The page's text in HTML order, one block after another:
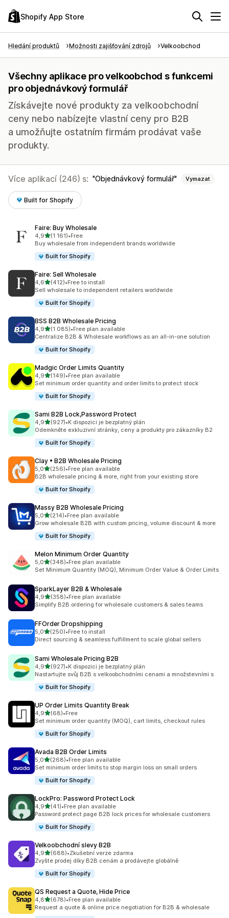
Shopify App Store
Hledání produktů Možnosti zajišťování zdrojů Velkoobchod
Všechny aplikace pro velkoobchod s funkcemi
pro objednávkový formulář
Získávejte nové produkty za velkoobchodní
ceny nebo nabízejte vlastní ceny pro B2B
a umožňujte ostatním firmám prodávat vaše
produkty.
Více aplikací (246) s: Objednávkový formulář Vymazat
Built for Shopify
Faire: Buy Wholesale
4,9z 5 hvězd
(1 161)
Celkový počet recenzí: 1161
•Free
Buy wholesale from independent brands worldwide
Built for Shopify
Faire: Sell Wholesale
4,6z 5 hvězd
(412)
Celkový počet recenzí: 412
•Free to install
Sell wholesale to independent retailers worldwide
Built for Shopify
BSS B2B Wholesale Pricing
4,9z 5 hvězd
(1 085)
Celkový počet recenzí: 1085
•Free plan available
Centralize B2B & Wholesale workflows as an all-in-one solution
Built for Shopify
Madgic Order Limits Quantity
4,9z 5 hvězd
(149)
Celkový počet recenzí: 149
•Free plan available
Set minimum order quantity and order limits to protect stock
Built for Shopify
Sami B2B Lock,Password Protect
4,9z 5 hvězd
(927)
Celkový počet recenzí: 927
•K dispozici je bezplatný plán
Odemkněte exkluzivní stránky, ceny a produkty pro zákazníky B2
Built for Shopify
Clay • B2B Wholesale Pricing
5,0z 5 hvězd
(256)
Celkový počet recenzí: 256
•Free plan available
B2B wholesale pricing & more, right from your existing store
Built for Shopify
Massy B2B Wholesale Pricing
5,0z 5 hvězd
(214)
Celkový počet recenzí: 214
•Free plan available
Grow wholesale B2B with custom pricing, volume discount & more
Built for Shopify
Melon Minimum Order Quantity
5,0z 5 hvězd
(348)
Celkový počet recenzí: 348
•Free plan available
Set Minimum Quantity (MOQ), Minimum Order Value & Order Limits
SparkLayer B2B & Wholesale
4,9z 5 hvězd
(358)
Celkový počet recenzí: 358
•Free plan available
Simplify B2B ordering for wholesale customers & sales teams
FFOrder Dropshipping
5,0z 5 hvězd
(250)
Celkový počet recenzí: 250
•Free to install
Direct sourcing & seamless fulfillment to scale global sellers
Sami Wholesale Pricing B2B
4,9z 5 hvězd
(927)
Celkový počet recenzí: 927
•K dispozici je bezplatný plán
Nastartujte svůj B2B s velkoobchodními cenami a množstevními s
Built for Shopify
UP Order Limits Quantity Break
4,9z 5 hvězd
(68)
Celkový počet recenzí: 68
•Free
Set minimum order quantity (MOQ), cart limits, checkout rules
Built for Shopify
Avada B2B Order Limits
5,0z 5 hvězd
(268)
Celkový počet recenzí: 268
•Free plan available
Set minimum order limits to stop margin loss on small orders
Built for Shopify
LockPro: Password Protect Lock
4,9z 5 hvězd
(41)
Celkový počet recenzí: 41
•Free plan available
Password protect page B2B lock prices for wholesale customers
Built for Shopify
Velkoobchodní slevy B2B
4,9z 5 hvězd
(688)
Celkový počet recenzí: 688
•Zkušební verze zdarma
Zvyšte prodej díky B2B cenám a prodávejte globálně
Built for Shopify
QS Request a Quote, Hide Price
4,8z 5 hvězd
(678)
Celkový počet recenzí: 678
•Free plan available
Request a quote & online price negotiation for B2B & wholesale